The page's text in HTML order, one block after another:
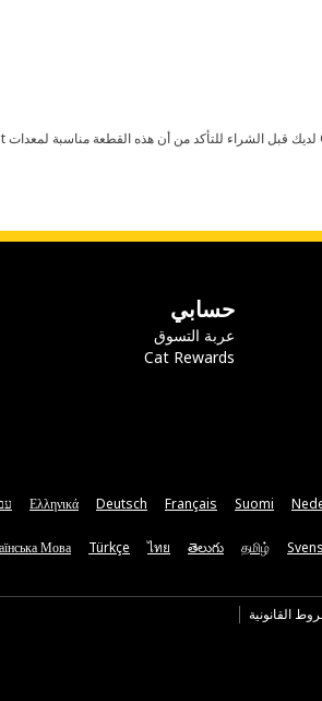
حسابي
عربة التسوق
Cat Rewards
Suomi
Français
Deutsch
Ελληνικά
தமிழ்
తెలుగు
ไทย
Türkçe
Мова
القانونية